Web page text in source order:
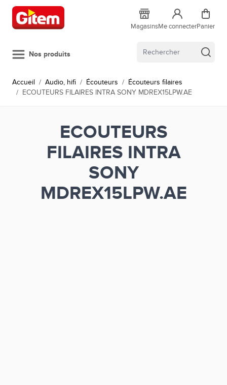
Allez au contenu
MagasinsMe connecterPanier
Nos produits
Accueil / Audio, hifi / Écouteurs / Écouteurs filaires
/ ECOUTEURS FILAIRES INTRA SONY MDREX15LPW.AE
ECOUTEURS
FILAIRES INTRA
SONY
MDREX15LPW.AE